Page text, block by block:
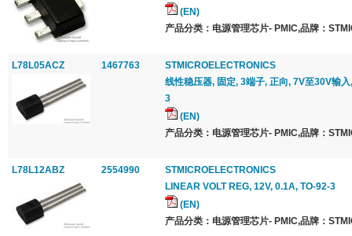
(EN)
产品分类：电源管理芯片- PMIC,品牌：
L78L05ACZ 1467763
STMICROELECTRONICS
线性稳压器, 固定, 3端子, 正向, 7V至30V输
3
(EN)
产品分类：电源管理芯片- PMIC,品牌：
L78L12ABZ 2554990
STMICROELECTRONICS
LINEAR VOLT REG, 12V, 0.1A, TO-92-3
(EN)
产品分类：电源管理芯片- PMIC,品牌：